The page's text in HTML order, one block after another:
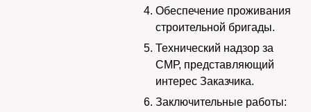
Обеспечение проживания
строительной бригады.
Технический надзор за
СМР, представляющий
интерес Заказчика.
Заключительные работы: